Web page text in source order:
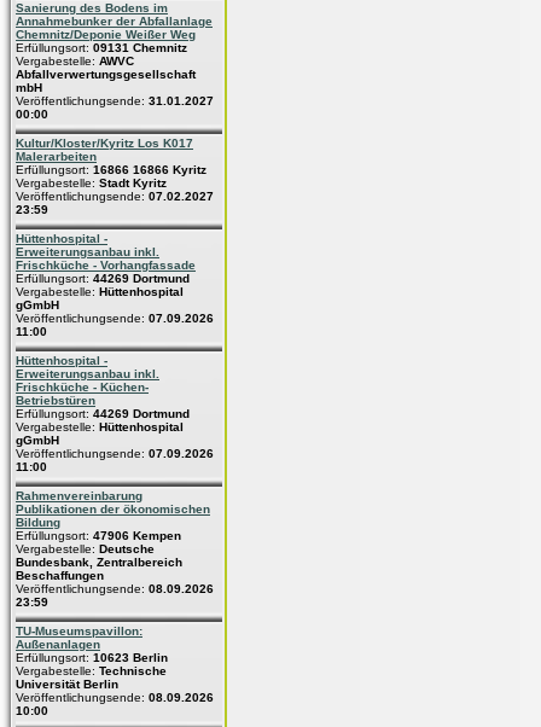
Sanierung des Bodens im
Annahmebunker der Abfallanlage
Chemnitz/Deponie Weißer Weg
Erfüllungsort: 09131 Chemnitz
Vergabestelle: AWVC
Abfallverwertungsgesellschaft
mbH
Veröffentlichungsende: 31.01.2027
00:00
Kultur/Kloster/Kyritz Los K017
Malerarbeiten
Erfüllungsort: 16866 16866 Kyritz
Vergabestelle: Stadt Kyritz
Veröffentlichungsende: 07.02.2027
23:59
Hüttenhospital -
Erweiterungsanbau inkl.
Frischküche - Vorhangfassade
Erfüllungsort: 44269 Dortmund
Vergabestelle: Hüttenhospital
gGmbH
Veröffentlichungsende: 07.09.2026
11:00
Hüttenhospital -
Erweiterungsanbau inkl.
Frischküche - Küchen-
Betriebstüren
Erfüllungsort: 44269 Dortmund
Vergabestelle: Hüttenhospital
gGmbH
Veröffentlichungsende: 07.09.2026
11:00
Rahmenvereinbarung
Publikationen der ökonomischen
Bildung
Erfüllungsort: 47906 Kempen
Vergabestelle: Deutsche
Bundesbank, Zentralbereich
Beschaffungen
Veröffentlichungsende: 08.09.2026
23:59
TU-Museumspavillon:
Außenanlagen
Erfüllungsort: 10623 Berlin
Vergabestelle: Technische
Universität Berlin
Veröffentlichungsende: 08.09.2026
10:00